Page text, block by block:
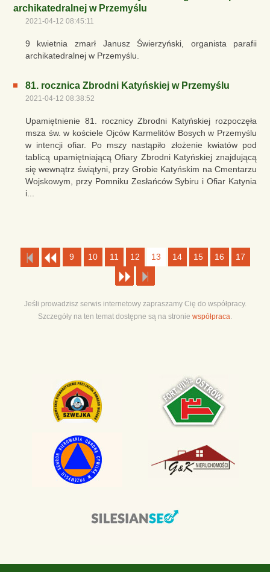
archikatedralnej w Przemyślu
2021-04-12 08:45:11
9 kwietnia zmarł Janusz Świerzyński, organista parafii
archikatedralnej w Przemyślu.
81. rocznica Zbrodni Katyńskiej w Przemyślu
2021-04-12 08:38:52
Upamiętnienie 81. rocznicy Zbrodni Katyńskiej rozpoczęła
msza św. w kościele Ojców Karmelitów Bosych w Przemyślu
w intencji ofiar. Po mszy nastąpiło złożenie kwiatów pod
tablicą upamiętniającą Ofiary Zbrodni Katyńskiej znajdującą
się wewnątrz świątyni, przy Grobie Katyńskim na Cmentarzu
Wojskowym, przy Pomniku Zesłańców Sybiru i Ofiar Katynia
i...
9 10 11 12 13 14 15 16 17
Jeśli prowadzisz serwis internetowy zapraszamy Cię do współpracy.
Szczegóły na ten temat dostępne są na stronie współpraca